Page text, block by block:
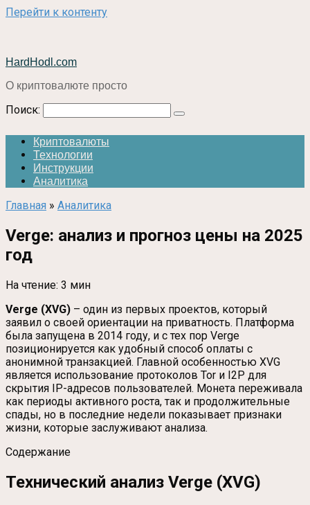
Перейти к контенту
HardHodl.com
О криптовалюте просто
Поиск:
Криптовалюты
Технологии
Инструкции
Аналитика
Главная » Аналитика
Verge: анализ и прогноз цены на 2025
год
На чтение: 3 мин
Verge (XVG) – один из первых проектов, который
заявил о своей ориентации на приватность. Платформа
была запущена в 2014 году, и с тех пор Verge
позиционируется как удобный способ оплаты с
анонимной транзакцией. Главной особенностью XVG
является использование протоколов Tor и I2P для
скрытия IP-адресов пользователей. Монета переживала
как периоды активного роста, так и продолжительные
спады, но в последние недели показывает признаки
жизни, которые заслуживают анализа.
Содержание
Технический анализ Verge (XVG)